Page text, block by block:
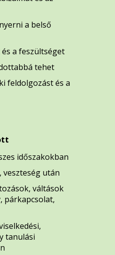
a belső
a feszültséget
tehet
feldolgozást és a
időszakokban
veszteség után
váltások
párkapcsolat,
tanulási